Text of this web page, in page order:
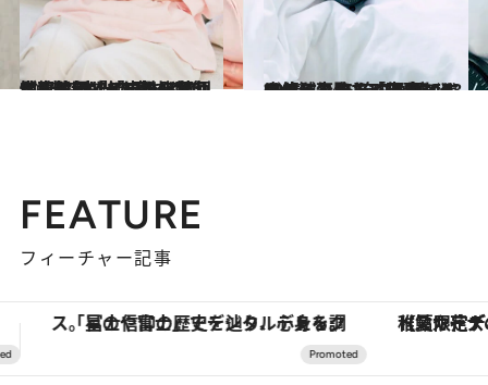
2025.10.24
健康診断で「中性脂肪」にD判定が出た40代女性、放置していたら深刻な事態に…ベテラン医師が教える「C判定・D判定」の“本当の意味”とは
ビューティ＆ヘルス 2026.4.24
52歳にして1年7カ月で33キロ減！ あらゆるダイエットに失敗してきた50代の体を変えた「無理なく痩せるしくみ」《食べる→使う→出す→寝る》とは？
グルメ
FEATURE
フィーチャー記事
【夏限定ディナーコース】旬を迎える稚鮎や花ズッキーニなどをイタリア・トスカーナの郷土料理の手法で満喫！